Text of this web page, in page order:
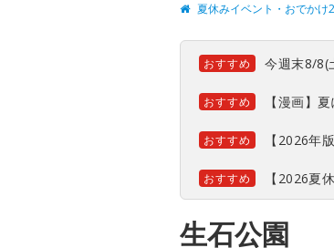
夏休みイベント・おでかけ
おすすめ 今週末8/8(
おすすめ 【漫画】
おすすめ 【2026年
おすすめ 【2026夏
生石公園